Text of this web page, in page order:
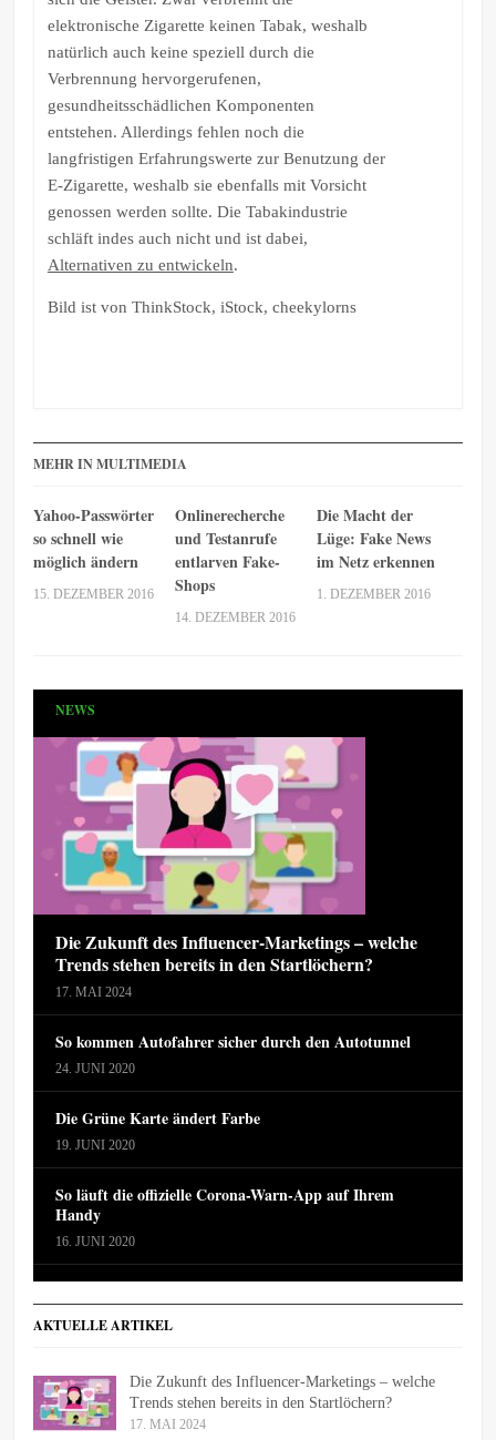
elektronische Zigarette keinen Tabak, weshalb
natürlich auch keine speziell durch die
Verbrennung hervorgerufenen,
gesundheitsschädlichen Komponenten
entstehen. Allerdings fehlen noch die
langfristigen Erfahrungswerte zur Benutzung der
E-Zigarette, weshalb sie ebenfalls mit Vorsicht
genossen werden sollte. Die Tabakindustrie
schläft indes auch nicht und ist dabei,
Alternativen zu entwickeln.
Bild ist von ThinkStock, iStock, cheekylorns
MEHR IN MULTIMEDIA
Yahoo-Passwörter
so schnell wie
möglich ändern
15. DEZEMBER 2016
Onlinerecherche
und Testanrufe
entlarven Fake-
Shops
14. DEZEMBER 2016
Die Macht der
Lüge: Fake News
im Netz erkennen
1. DEZEMBER 2016
NEWS
Die Zukunft des Influencer-Marketings – welche
Trends stehen bereits in den Startlöchern?
17. MAI 2024
So kommen Autofahrer sicher durch den Autotunnel
24. JUNI 2020
Die Grüne Karte ändert Farbe
19. JUNI 2020
So läuft die offizielle Corona-Warn-App auf Ihrem
Handy
16. JUNI 2020
AKTUELLE ARTIKEL
Die Zukunft des Influencer-Marketings – welche
Trends stehen bereits in den Startlöchern?
17. MAI 2024